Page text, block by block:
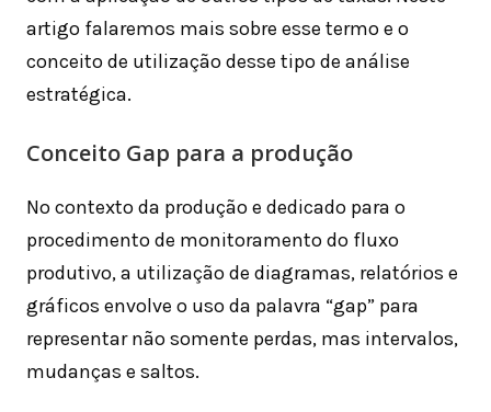
artigo falaremos mais sobre esse termo e o
conceito de utilização desse tipo de análise
estratégica.
Conceito Gap para a produção
No contexto da produção e dedicado para o
procedimento de monitoramento do fluxo
produtivo, a utilização de diagramas, relatórios e
gráficos envolve o uso da palavra “gap” para
representar não somente perdas, mas intervalos,
mudanças e saltos.